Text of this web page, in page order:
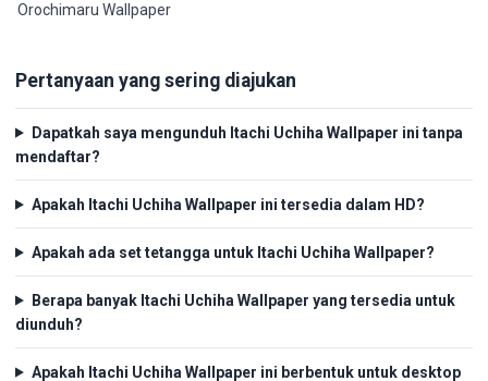
Orochimaru Wallpaper
Pertanyaan yang sering diajukan
Dapatkah saya mengunduh Itachi Uchiha Wallpaper ini tanpa
mendaftar?
Apakah Itachi Uchiha Wallpaper ini tersedia dalam HD?
Apakah ada set tetangga untuk Itachi Uchiha Wallpaper?
Berapa banyak Itachi Uchiha Wallpaper yang tersedia untuk
diunduh?
Apakah Itachi Uchiha Wallpaper ini berbentuk untuk desktop